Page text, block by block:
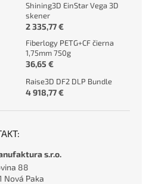
Shining3D EinStar Vega 3D
skener
2 335,77 €
Fiberlogy PETG+CF čierna
1,75mm 750g
36,65 €
Raise3D DF2 DLP Bundle
4 918,77 €
s.r.o.
88
Nová Paka